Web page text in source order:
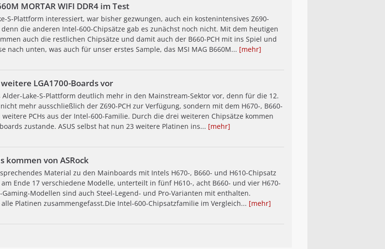
MORTAR WIFI DDR4 im Test
S-Plattform interessiert, war bisher gezwungen, auch ein kostenintensives Z690-
die anderen Intel-600-Chipsätze gab es zunächst noch nicht. Mit dem heutigen
auch die restlichen Chipsätze und damit auch der B660-PCH mit ins Spiel und
nach unten, was auch für unser erstes Sample, das MSI MAG B660M... [mehr]
LGA1700-Boards vor
Lake-S-Plattform deutlich mehr in den Mainstream-Sektor vor, denn für die 12.
mehr ausschließlich der Z690-PCH zur Verfügung, sondern mit dem H670-, B660-
PCHs aus der Intel-600-Familie. Durch die drei weiteren Chipsätze kommen
zustande. ASUS selbst hat nun 23 weitere Platinen ins... [mehr]
kommen von ASRock
Material zu den Mainboards mit Intels H670-, B660- und H610-Chipsatz
Ende 17 verschiedene Modelle, unterteilt in fünf H610-, acht B660- und vier H670-
Modellen sind auch Steel-Legend- und Pro-Varianten mit enthalten.
Platinen zusammengefasst.Die Intel-600-Chipsatzfamilie im Vergleich... [mehr]